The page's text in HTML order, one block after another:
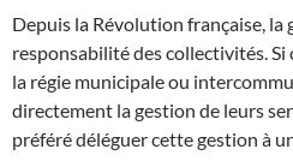
Depuis la Révolution française, la
responsabilité des collectivités.
la régie municipale ou
directement la gestion de leurs
préféré déléguer cette gestion à